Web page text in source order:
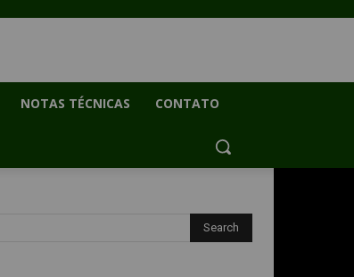
NOTAS TÉCNICAS CONTATO